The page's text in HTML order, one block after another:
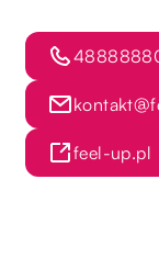
feel-up.pl